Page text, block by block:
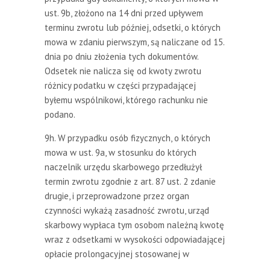
ust. 9b, złożono na 14 dni przed upływem
terminu zwrotu lub później, odsetki, o których
mowa w zdaniu pierwszym, są naliczane od 15.
dnia po dniu złożenia tych dokumentów.
Odsetek nie nalicza się od kwoty zwrotu
różnicy podatku w części przypadającej
byłemu wspólnikowi, którego rachunku nie
podano.
9h. W przypadku osób fizycznych, o których
mowa w ust. 9a, w stosunku do których
naczelnik urzędu skarbowego przedłużył
termin zwrotu zgodnie z art. 87 ust. 2 zdanie
drugie, i przeprowadzone przez organ
czynności wykażą zasadność zwrotu, urząd
skarbowy wypłaca tym osobom należną kwotę
wraz z odsetkami w wysokości odpowiadającej
opłacie prolongacyjnej stosowanej w